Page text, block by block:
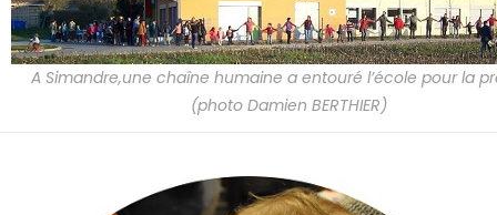
A Simandre,une chaîne humaine a entouré l’école pour la
(photo Damien BERTHIER)